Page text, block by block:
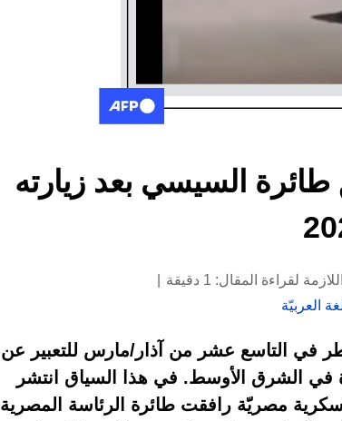
طائرة السيسي بعد زيارته
لقراءة المقال: 1 دقيقة
العربيّة
في التاسع عشر من آذار/مارس للتعبير عن
الشرق الأوسط. في هذا السياق انتشر
مصريّة رافقت طائرة الرئاسة المصرية